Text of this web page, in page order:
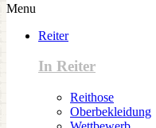
Menu
Reiter
In Reiter
Reithose
Oberbekleidung